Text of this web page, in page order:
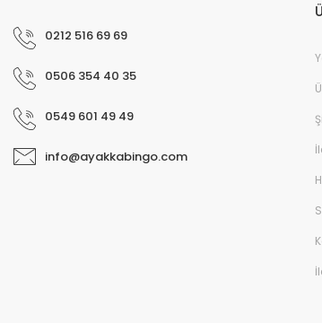
Cyx-09 Filet Spor Ayakkabı - Gri
0212 516 69 69
0506 354 40 35
0549 601 49 49
info@ayakkabingo.com